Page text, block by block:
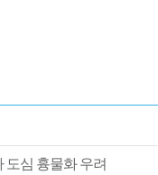
심 흉물화 우려